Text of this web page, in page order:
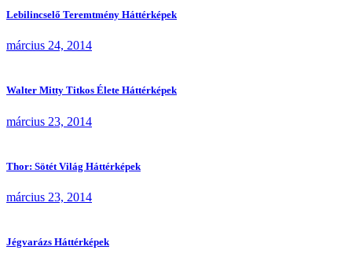
Lebilincselő Teremtmény Háttérképek
március 24, 2014
Walter Mitty Titkos Élete Háttérképek
március 23, 2014
Thor: Sötét Világ Háttérképek
március 23, 2014
Jégvarázs Háttérképek